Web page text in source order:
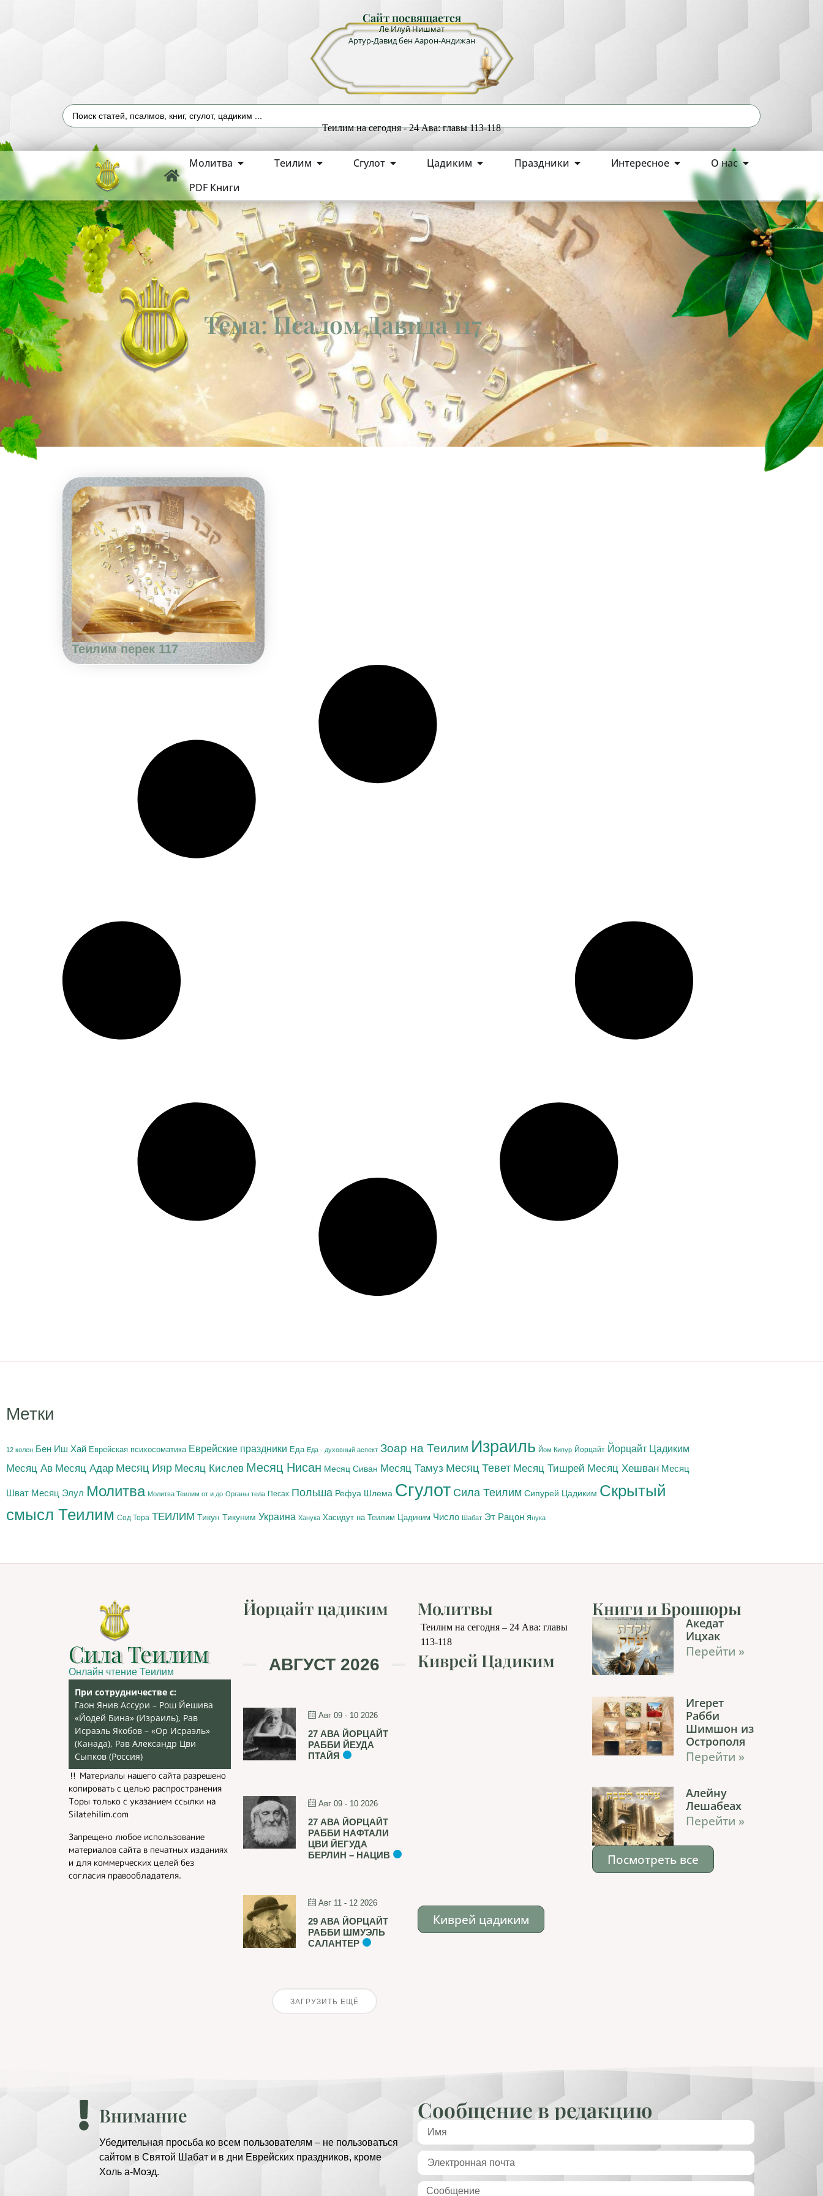
Сайт посвящается
Ле Илуй Нишмат
Артур-Давид бен Аарон-Андижан
Теилим на сегодня - 24 Ава: главы 113-118
Молитва Теилим Сгулот Цадиким Праздники Интересное
О нас
PDF Книги
Тема: Псалом Давида 117
Теилим перек 117
Метки
12 колен Бен Иш Хай Еврейская психосоматика Еврейские праздники Еда Еда - духовный аспект Зоар на Теилим Израиль Йом Кипур Йорцайт Йорцайт Цадиким
Месяц Ав Месяц Адар Месяц Ияр Месяц Кислев Месяц Нисан Месяц Сиван Месяц Тамуз Месяц Тевет Месяц Тишрей Месяц Хешван Месяц
Шват Месяц Элул Молитва Молитва Теилим от и до Органы тела Песах Польша Рефуа Шлема Сгулот Сила Теилим Сипурей Цадиким Скрытый
смысл Теилим Сод Тора ТЕИЛИМ Тикун Тикуним Украина Ханука Хасидут на Теилим Цадиким Число Шабат Эт Рацон Янука
Сила Теилим
Онлайн чтение Теилим
При сотрудничестве с:
Гаон Янив Ассури – Рош Йешива
«Йодей Бина» (Израиль), Рав
Исраэль Якобов – «Ор Исраэль»
(Канада), Рав Александр Цви
Сыпков (Россия)
‼️ Материалы нашего сайта разрешено
копировать с целью распространения
Торы только с указанием ссылки на
Silatehilim.com
Запрещено любое использование
материалов сайта в печатных изданиях
и для коммерческих целей без
согласия правообладателя.
Йорцайт цадиким
АВГУСТ 2026
Авг 09 - 10 2026
27 АВА ЙОРЦАЙТ
РАББИ ЙЕУДА
ПТАЙЯ
Авг 09 - 10 2026
27 АВА ЙОРЦАЙТ
РАББИ НАФТАЛИ
ЦВИ ЙЕГУДА
БЕРЛИН – НАЦИВ
Авг 11 - 12 2026
29 АВА ЙОРЦАЙТ
РАББИ ШМУЭЛЬ
САЛАНТЕР
ЗАГРУЗИТЬ ЕЩЁ
Молитвы
Теилим на сегодня – 24 Ава: главы
113-118
Киврей Цадиким
Киврей цадиким
Книги и Брошюры
Акедат
Ицхак
Перейти »
Игерет
Рабби
Шимшон из
Острополя
Перейти »
Алейну
Лешабеах
Перейти »
Посмотреть все
Внимание
Убедительная просьба ко всем пользователям – не пользоваться
сайтом в Святой Шабат и в дни Еврейских праздников, кроме
Холь а-Моэд.
Сообщение в редакцию